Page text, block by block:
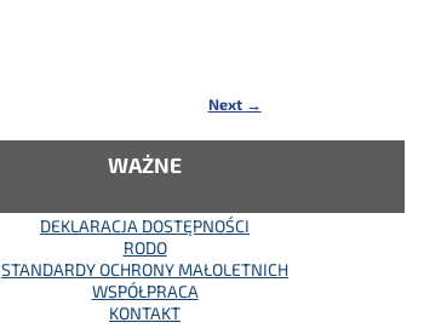
Next →
WAŻNE
DEKLARACJA DOSTĘPNOŚCI
RODO
STANDARDY OCHRONY MAŁOLETNICH
WSPÓŁPRACA
KONTAKT